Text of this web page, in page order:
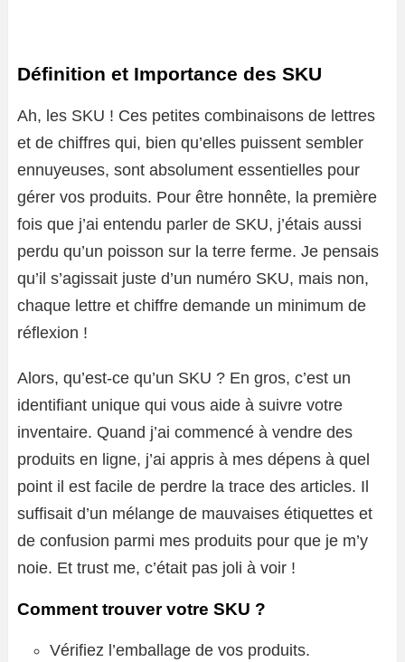
Définition et Importance des SKU
Ah, les SKU ! Ces petites combinaisons de lettres
et de chiffres qui, bien qu’elles puissent sembler
ennuyeuses, sont absolument essentielles pour
gérer vos produits. Pour être honnête, la première
fois que j’ai entendu parler de SKU, j’étais aussi
perdu qu’un poisson sur la terre ferme. Je pensais
qu’il s’agissait juste d’un numéro SKU, mais non,
chaque lettre et chiffre demande un minimum de
réflexion !
Alors, qu’est-ce qu’un SKU ? En gros, c’est un
identifiant unique qui vous aide à suivre votre
inventaire. Quand j’ai commencé à vendre des
produits en ligne, j’ai appris à mes dépens à quel
point il est facile de perdre la trace des articles. Il
suffisait d’un mélange de mauvaises étiquettes et
de confusion parmi mes produits pour que je m’y
noie. Et trust me, c’était pas joli à voir !
Comment trouver votre SKU ?
Vérifiez l’emballage de vos produits.